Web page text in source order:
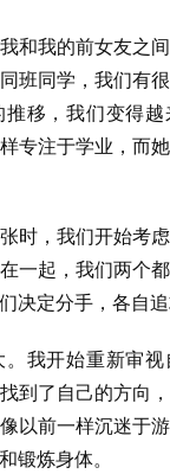
和我的前女友之
班同学，我们有
移，我们变得
专注于学业，而
时，我们开始考
一起，我们两个
决定分手，各自追
我开始重新审视
到了自己的方向
以前一样沉迷于
锻炼身体。